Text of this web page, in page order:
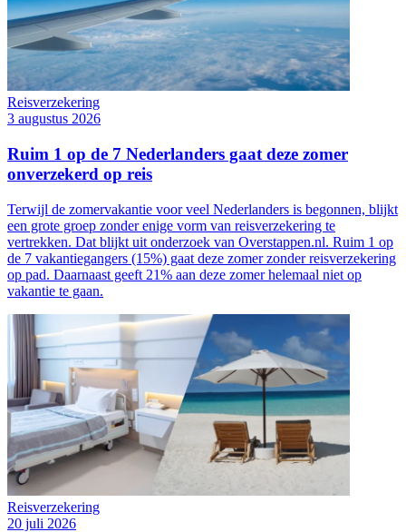
Reisverzekering
3 augustus 2026
Ruim 1 op de 7 Nederlanders gaat deze zomer
onverzekerd op reis
Terwijl de zomervakantie voor veel Nederlanders is begonnen, blijkt
een grote groep zonder enige vorm van reisverzekering te
vertrekken. Dat blijkt uit onderzoek van Overstappen.nl. Ruim 1 op
de 7 vakantiegangers (15%) gaat deze zomer zonder reisverzekering
op pad. Daarnaast geeft 21% aan deze zomer helemaal niet op
vakantie te gaan.
Reisverzekering
20 juli 2026